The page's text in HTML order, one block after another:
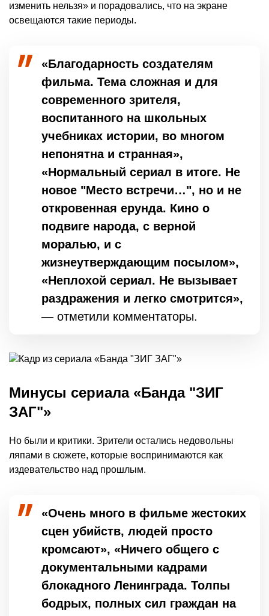
изменить нельзя» и порадовались, что на экране
освещаются такие периоды.
«Благодарность создателям
фильма. Тема сложная и для
современного зрителя,
воспитанного на школьных
учебниках истории, во многом
непонятна и странная»,
«Нормальный сериал в итоге. Не
новое "Место встречи…", но и не
откровенная ерунда. Кино о
подвиге народа, с верной
моралью, и с
жизнеутверждающим посылом»,
«Неплохой сериал. Не вызывает
раздражения и легко смотрится»,
— отметили комментаторы.
Минусы сериала «Банда "ЗИГ
ЗАГ"»
Но были и критики. Зрители остались недовольны
ляпами в сюжете, которые воспринимаются как
издевательство над прошлым.
«Очень много в фильме жестоких
сцен убийств, людей просто
кромсают», «Ничего общего с
документальными кадрами
блокадного Ленинграда. Толпы
бодрых, полных сил граждан на